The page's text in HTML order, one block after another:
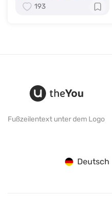
193
Fußzeilentext unter dem Logo
Deutsch